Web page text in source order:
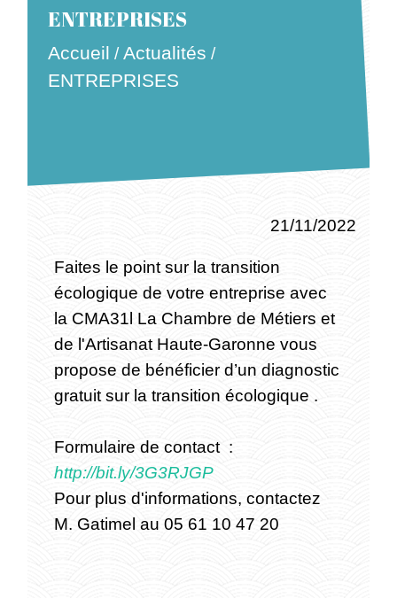
ENTREPRISES
Accueil /Actualités /
ENTREPRISES
21/11/2022
Faites le point sur la transition
écologique de votre entreprise avec
la CMA31l La Chambre de Métiers et
de l'Artisanat Haute-Garonne vous
propose de bénéficier d’un diagnostic
gratuit sur la transition écologique .
Formulaire de contact :
http://bit.ly/3G3RJGP
Pour plus d'informations, contactez
M. Gatimel au 05 61 10 47 20